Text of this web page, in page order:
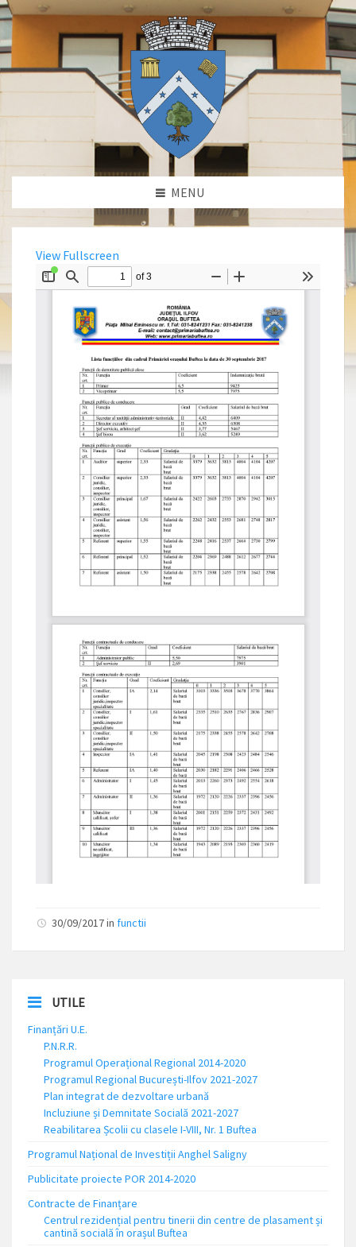
MENU
View Fullscreen
30/09/2017 in functii
UTILE
Finanțări U.E.
P.N.R.R.
Programul Operațional Regional 2014-2020
Programul Regional București-Ilfov 2021-2027
Plan integrat de dezvoltare urbană
Incluziune și Demnitate Socială 2021-2027
Reabilitarea Școlii cu clasele I-VIII, Nr. 1 Buftea
Programul Național de Investiții Anghel Saligny
Publicitate proiecte POR 2014-2020
Contracte de Finanțare
Centrul rezidențial pentru tinerii din centre de plasament și
cantină socială în orașul Buftea